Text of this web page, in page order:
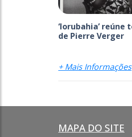
‘Iorubahia’ reúne
de Pierre Verger
+ Mais Informações
MAPA DO SITE